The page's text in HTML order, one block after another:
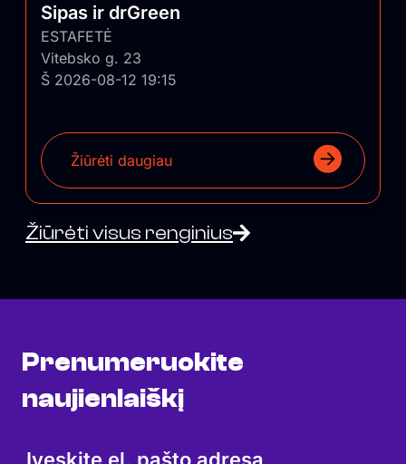
Sipas ir drGreen
ESTAFETĖ
Vitebsko g. 23
Š 2026-08-12 19:15
Žiūrėti daugiau
Žiūrėti visus renginius
Prenumeruokite
naujienlaiškį